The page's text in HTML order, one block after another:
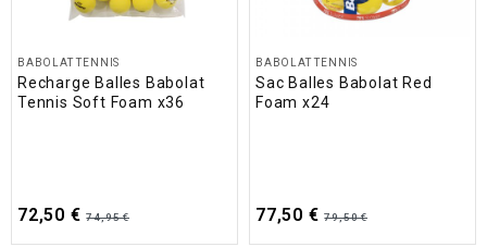
BABOLAT TENNIS
Recharge Balles Babolat
Tennis Soft Foam x36
72,50 € 74,95 €
BABOLAT TENNIS
Sac Balles Babolat Red
Foam x24
77,50 € 79,50 €